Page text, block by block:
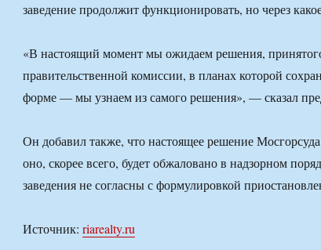
заведение продолжит функционировать, но через
«В настоящий момент мы ожидаем решения,
правительственной комиссии, в планах которой
форме — мы узнаем из самого решения», — сказал
Он добавил также, что настоящее решение
оно, скорее всего, будет обжаловано в надзорном
заведения не согласны с формулировкой
Источник: riarealty.ru